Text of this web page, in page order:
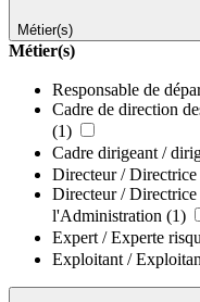
Métier(s)
Métier(s)
Responsable de
Cadre de direction
(1)
Cadre dirigeant /
Directeur / Directrice
Directeur / Directrice
l'Administration (1)
Expert / Experte
Exploitant /